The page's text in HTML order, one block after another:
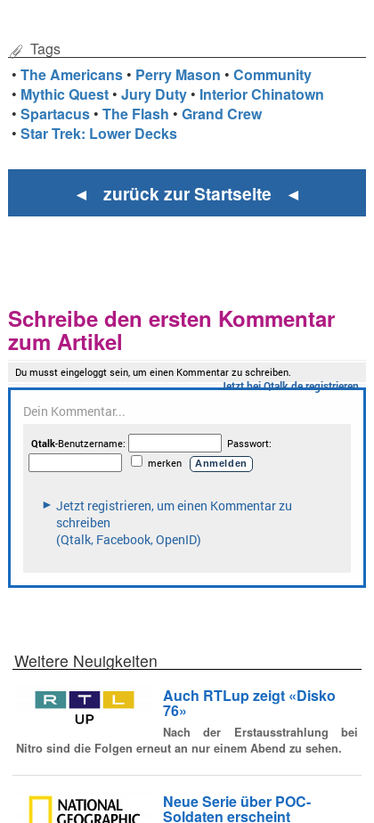
Tags
•The Americans • Perry Mason •Community
• Mythic Quest •Jury Duty • Interior Chinatown
•Spartacus •The Flash •Grand Crew
•Star Trek: Lower Decks
◄ zurück zur Startseite ◄
Schreibe den ersten Kommentar
zum Artikel
Weitere Neuigkeiten
Auch RTLup zeigt «Disko
76»
Nach der Erstausstrahlung bei
Nitro sind die Folgen erneut an nur einem Abend zu sehen.
Neue Serie über POC-
Soldaten erscheint